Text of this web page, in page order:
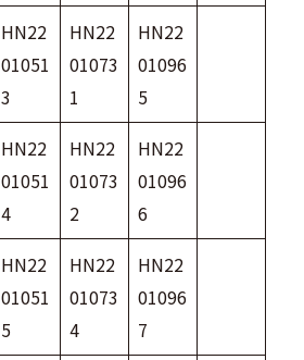
HN22
01051
3
HN22
01073
1
HN22
01096
5
HN22
01051
4
HN22
01073
2
HN22
01096
6
HN22
01051
5
HN22
01073
4
HN22
01096
7